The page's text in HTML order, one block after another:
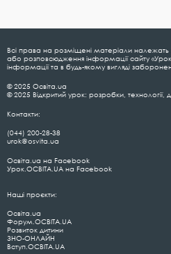
Всі права на розміщені матеріали
або розповсюдження інформації сайту
інформації та в будь-якому вигляді
© 2025 Освіта.ua
© 2025 Відкритий урок: розробки, технології,
Контакти:
(044) 200-28-38
urok@osvita.ua
Освіта.ua на Facebook
Урок.ОСВІТА.UA на Facebook
Наші проєкти:
Освіта.ua
Форум.ОСВІТА.UA
Розвиток дитини
ЗНО-ОНЛАЙН
Вступ.ОСВІТА.UA